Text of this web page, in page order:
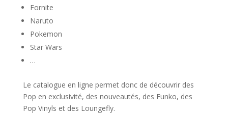
Fornite
Naruto
Pokemon
Star Wars
…
Le catalogue en ligne permet donc de découvrir des
Pop en exclusivité, des nouveautés, des Funko, des
Pop Vinyls et des Loungefly.